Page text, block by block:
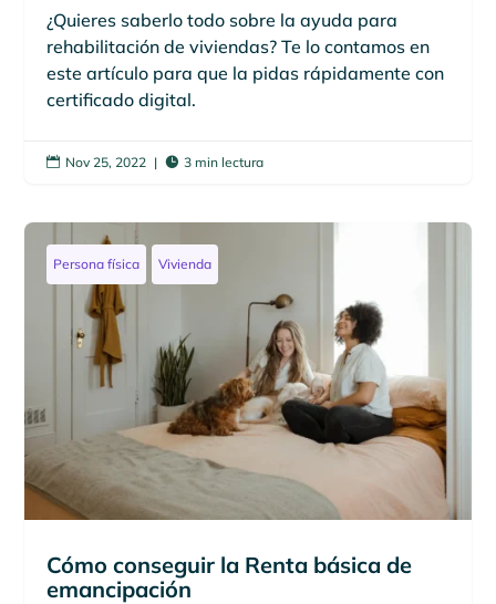
¿Quieres saberlo todo sobre la ayuda para
rehabilitación de viviendas? Te lo contamos en
este artículo para que la pidas rápidamente con
certificado digital.
 Nov 25, 2022 |  3 min lectura
Persona física Vivienda
Cómo conseguir la Renta básica de
emancipación